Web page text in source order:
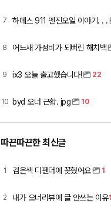
7 하데스 911 엔진오일 이야기. . .
8 어느새 가성비가 되버린 해치백
9 ix3 오늘 출고했습니다! 22
10 byd 오너 근황. jpg 10
따끈따끈한 최신글
1 검은색 디펜더에 꽂혔어요 1
2 내가 오너리뷰에 글 안쓰는 이유1